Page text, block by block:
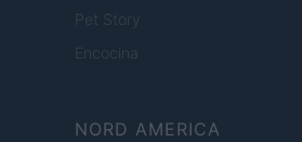
Pet Story
Encocina
NORD AMERICA